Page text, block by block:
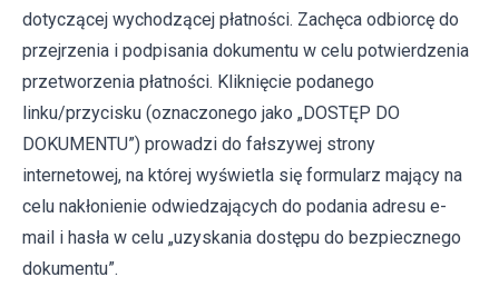
dotyczącej wychodzącej płatności. Zachęca odbiorcę do
przejrzenia i podpisania dokumentu w celu potwierdzenia
przetworzenia płatności. Kliknięcie podanego
linku/przycisku (oznaczonego jako „DOSTĘP DO
DOKUMENTU”) prowadzi do fałszywej strony
internetowej, na której wyświetla się formularz mający na
celu nakłonienie odwiedzających do podania adresu e-
mail i hasła w celu „uzyskania dostępu do bezpiecznego
dokumentu”.